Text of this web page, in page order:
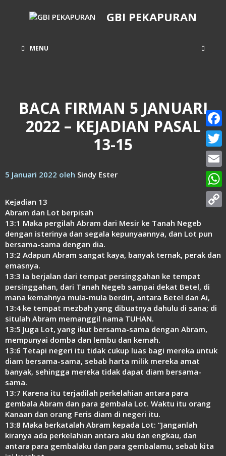
GBI PEKAPURAN
MENU
BACA FIRMAN 5 JANUARI
2022 – KEJADIAN PASAL
13-15
5 Januari 2022 oleh Sindy Ester
Kejadian 13
Abram dan Lot berpisah
13:1 Maka pergilah Abram dari Mesir ke Tanah Negeb
dengan isterinya dan segala kepunyaannya, dan Lot pun
bersama-sama dengan dia.
13:2 Adapun Abram sangat kaya, banyak ternak, perak dan
emasnya.
13:3 Ia berjalan dari tempat persinggahan ke tempat
persinggahan, dari Tanah Negeb sampai dekat Betel, di
mana kemahnya mula-mula berdiri, antara Betel dan Ai,
13:4 ke tempat mezbah yang dibuatnya dahulu di sana; di
situlah Abram memanggil nama TUHAN.
13:5 Juga Lot, yang ikut bersama-sama dengan Abram,
mempunyai domba dan lembu dan kemah.
13:6 Tetapi negeri itu tidak cukup luas bagi mereka untuk
diam bersama-sama, sebab harta milik mereka amat
banyak, sehingga mereka tidak dapat diam bersama-
sama.
13:7 Karena itu terjadilah perkelahian antara para
gembala Abram dan para gembala Lot. Waktu itu orang
Kanaan dan orang Feris diam di negeri itu.
13:8 Maka berkatalah Abram kepada Lot: “Janganlah
kiranya ada perkelahian antara aku dan engkau, dan
antara para gembalaku dan para gembalamu, sebab kita
Email
Link